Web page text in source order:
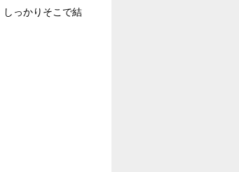
っかりそこで結